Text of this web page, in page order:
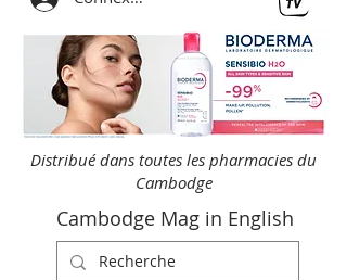
Distribué dans toutes les pharmacies du
Cambodge
Cambodge Mag in English